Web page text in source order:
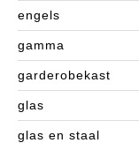
engels
gamma
garderobekast
glas
glas en staal